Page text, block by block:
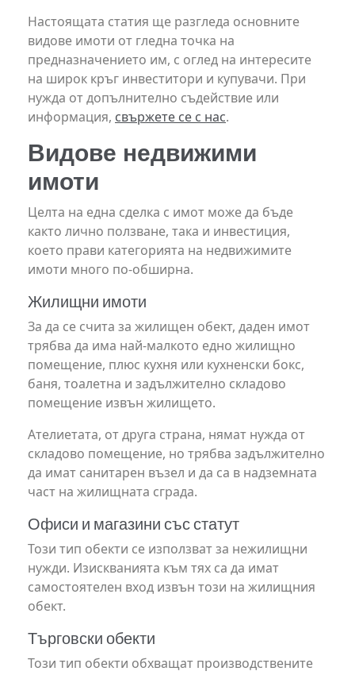
Настоящата статия ще разгледа основните
видове имоти от гледна точка на
предназначението им, с оглед на интересите
на широк кръг инвеститори и купувачи. При
нужда от допълнително съдействие или
информация, свържете се с нас.
Видове недвижими
имоти
Целта на една сделка с имот може да бъде
както лично ползване, така и инвестиция,
което прави категорията на недвижимите
имоти много по-обширна.
Жилищни имоти
За да се счита за жилищен обект, даден имот
трябва да има най-малкото едно жилищно
помещение, плюс кухня или кухненски бокс,
баня, тоалетна и задължително складово
помещение извън жилището.
Ателиетата, от друга страна, нямат нужда от
складово помещение, но трябва задължително
да имат санитарен възел и да са в надземната
част на жилищната сграда.
Офиси и магазини със статут
Този тип обекти се използват за нежилищни
нужди. Изискванията към тях са да имат
самостоятелен вход извън този на жилищния
обект.
Търговски обекти
Този тип обекти обхващат производствените